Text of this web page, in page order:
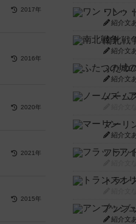
2017年
2016年
2020年
2021年
2015年
ワン・
紹介文
南北戦
紹介文
ふたつ
紹介文
ノーム
マーリ
紹介文
フラッ
紹介文